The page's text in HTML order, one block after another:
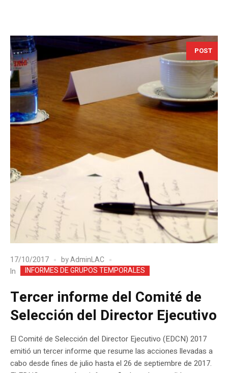
POST
17/10/2017 byAdminLAC
In
INFORMES DE GRUPOS TEMPORALES
Tercer informe del Comité de
Selección del Director Ejecutivo
El Comité de Selección del Director Ejecutivo (EDCN) 2017
emitió un tercer informe que resume las acciones llevadas a
cabo desde fines de julio hasta el 26 de septiembre de 2017.